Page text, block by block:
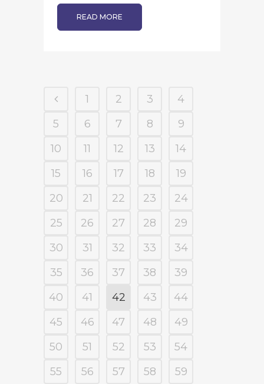
READ MORE
1 2 3
4
5
6 7 8
9
10
11 12 13
14
15
16 17 18
19
20
21 22 23
24
25
26 27 28
29
30
31 32 33
34
35
36 37 38
39
40
41 42 43
44
45
46 47 48
49
50
51 52 53
54
55
56 57 58 59